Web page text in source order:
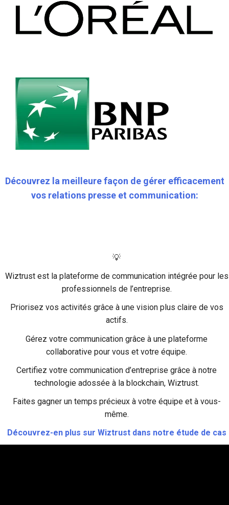
Découvrez la meilleure façon de gérer efficacement
vos relations presse et communication:
💡
Wiztrust est la plateforme de communication intégrée pour les
professionnels de l’entreprise.
Priorisez vos activités grâce à une vision plus claire de vos
actifs.
Gérez votre communication grâce à une plateforme
collaborative pour vous et votre équipe.
Certifiez votre communication d’entreprise grâce à notre
technologie adossée à la blockchain, Wiztrust.
Faites gagner un temps précieux à votre équipe et à vous-
même.
Découvrez-en plus sur Wiztrust dans notre étude de cas